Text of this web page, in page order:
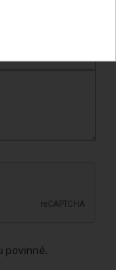
povinné.